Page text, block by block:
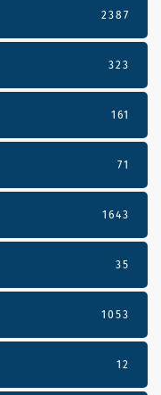
2387
323
161
71
1643
35
1053
12